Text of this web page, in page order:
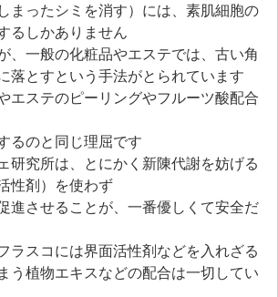
まったシミを消す）には、素肌細胞の
るしかありません
、一般の化粧品やエステでは、古い角
落とすという手法がとられています
エステのピーリングやフルーツ酸配合
るのと同じ理屈です
研究所は、とにかく新陳代謝を妨げる
性剤）を使わず
進させることが、一番優しくて安全だ
ラスコには界面活性剤などを入れざる
う植物エキスなどの配合は一切してい